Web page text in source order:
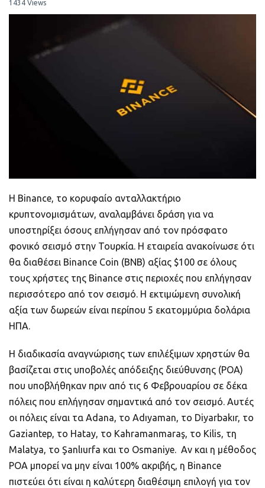
1434 Views
Η Binance, το κορυφαίο ανταλλακτήριο
κρυπτονομισμάτων, αναλαμβάνει δράση για να
υποστηρίξει όσους επλήγησαν από τον πρόσφατο
φονικό σεισμό στην Τουρκία. Η εταιρεία ανακοίνωσε ότι
θα διαθέσει Binance Coin (BNB) αξίας $100 σε όλους
τους χρήστες της Binance στις περιοχές που επλήγησαν
περισσότερο από τον σεισμό. Η εκτιμώμενη συνολική
αξία των δωρεών είναι περίπου 5 εκατομμύρια δολάρια
ΗΠΑ.
Η διαδικασία αναγνώρισης των επιλέξιμων χρηστών θα
βασίζεται στις υποβολές απόδειξης διεύθυνσης (POA)
που υποβλήθηκαν πριν από τις 6 Φεβρουαρίου σε δέκα
πόλεις που επλήγησαν σημαντικά από τον σεισμό. Αυτές
οι πόλεις είναι τα Adana, το Adıyaman, το Diyarbakır, το
Gaziantep, το Hatay, το Kahramanmaraş, το Kilis, τη
Malatya, το Şanlıurfa και το Osmaniye. Αν και η μέθοδος
POA μπορεί να μην είναι 100% ακριβής, η Binance
πιστεύει ότι είναι η καλύτερη διαθέσιμη επιλογή για τον
ποιοτικό
Metamask τι είναι και πως λειτουργεί αυτό
το πορτοφόλι;
Τι είναι τα NFTs